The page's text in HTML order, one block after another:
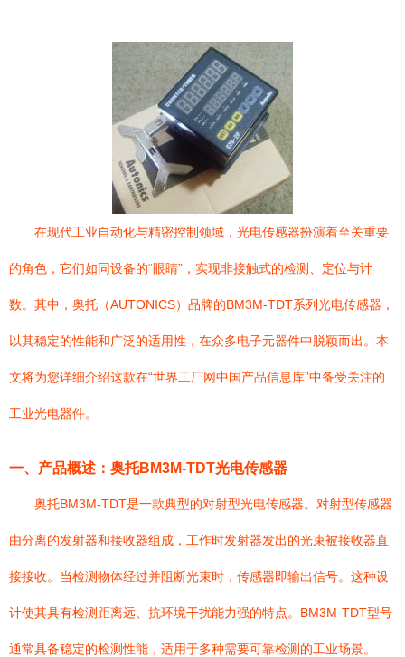
在现代工业自动化与精密控制领域，光电传感器扮演着至关重要
的角色，它们如同设备的“眼睛”，实现非接触式的检测、定位与计
数。其中，奥托（AUTONICS）品牌的BM3M-TDT系列光电传感器，
以其稳定的性能和广泛的适用性，在众多电子元器件中脱颖而出。本
文将为您详细介绍这款在“世界工厂网中国产品信息库”中备受关注的
工业光电器件。
一、产品概述：奥托BM3M-TDT光电传感器
奥托BM3M-TDT是一款典型的对射型光电传感器。对射型传感器
由分离的发射器和接收器组成，工作时发射器发出的光束被接收器直
接接收。当检测物体经过并阻断光束时，传感器即输出信号。这种设
计使其具有检测距离远、抗环境干扰能力强的特点。BM3M-TDT型号
通常具备稳定的检测性能，适用于多种需要可靠检测的工业场景。